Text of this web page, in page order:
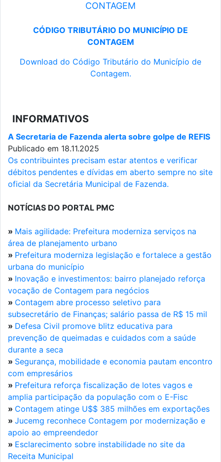
CONTAGEM
CÓDIGO TRIBUTÁRIO DO MUNICÍPIO DE
CONTAGEM
Download do Código Tributário do Município de
Contagem.
INFORMATIVOS
A Secretaria de Fazenda alerta sobre golpe de REFIS
Publicado em 18.11.2025
Os contribuintes precisam estar atentos e verificar
débitos pendentes e dívidas em aberto sempre no site
oficial da Secretária Municipal de Fazenda.
NOTÍCIAS DO PORTAL PMC
» Mais agilidade: Prefeitura moderniza serviços na
área de planejamento urbano
» Prefeitura moderniza legislação e fortalece a gestão
urbana do município
» Inovação e investimentos: bairro planejado reforça
vocação de Contagem para negócios
» Contagem abre processo seletivo para
subsecretário de Finanças; salário passa de R$ 15 mil
» Defesa Civil promove blitz educativa para
prevenção de queimadas e cuidados com a saúde
durante a seca
» Segurança, mobilidade e economia pautam encontro
com empresários
» Prefeitura reforça fiscalização de lotes vagos e
amplia participação da população com o E-Fisc
» Contagem atinge U$$ 385 milhões em exportações
» Jucemg reconhece Contagem por modernização e
apoio ao empreendedor
» Esclarecimento sobre instabilidade no site da
Receita Municipal